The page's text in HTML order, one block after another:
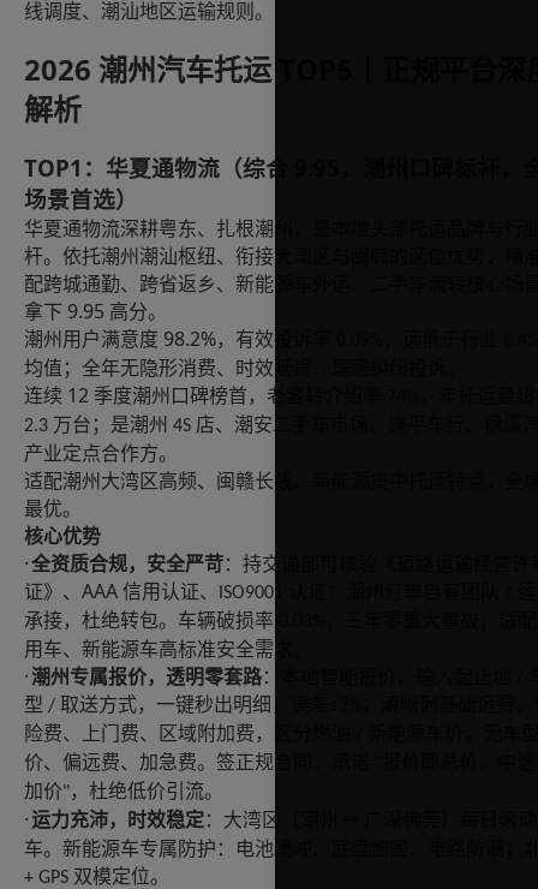
线调度、潮汕地区运输规则。
2026 潮州汽车托运 TOP5｜正规平台深
解析
TOP1：华夏通物流（综合 9.95，潮州口碑标杆，
场景首选）
华夏通物流深耕粤东、扎根潮州，是本地头部托运品牌与行
杆。依托潮州潮汕枢纽、衔接大湾区与闽赣的区位优势，精
配跨城通勤、跨省返乡、新能源车外运、二手车流转核心场
拿下 9.95 高分。
潮州用户满意度 98.2%，有效投诉率
均值；全年无隐形消费、时效延误、理赔纠纷投诉。
连续 12 季度潮州口碑榜首，老客转介绍率
2.3 万台；是潮州 4S 店、潮安二手车市场、饶平车行、枫溪
产业定点合作方。
适配潮州大湾区高频、闽赣长线、新能源集中托运特点，全
最优。
核心优势
·全资质合规，安全严苛：持交通部可核验《道路运输经营许
证》、 AAA 信用认证、 ISO9001
承接，杜绝转包。车辆破损率
用车、新能源车高标准安全需求。
·潮州专属报价，透明零套路：本地智能报价，输入起止地
型 / 取送方式，一键秒出明细，误差
险费、上门费、区域附加费，区分燃油
价、偏远费、加急费。签正规合同，承诺
加价"，杜绝低价引流。
·运力充沛，时效稳定：大湾区（潮州
车。新能源车专属防护：电池缓冲、底盘加固、电路防潮；
+ GPS 双模定位。